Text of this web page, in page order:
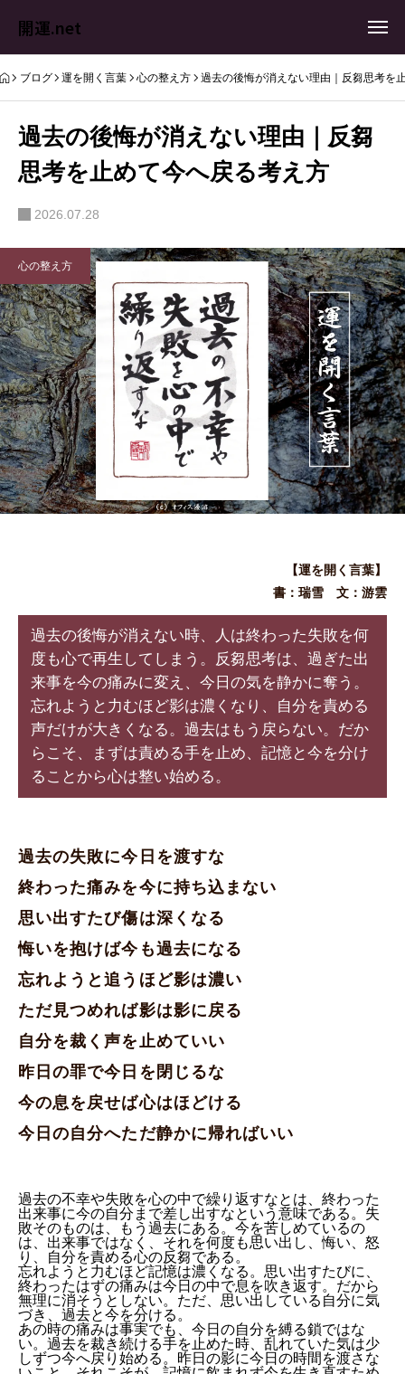
開運.net
ブログ 運を開く言葉 心の整え方 過去の後悔が消えない理由｜反芻思考を
過去の後悔が消えない理由｜反芻
思考を止めて今へ戻る考え方
2026.07.28
心の整え方
【運を開く言葉】
書：瑞雪 文：游雲
過去の後悔が消えない時、人は終わった失敗を何
度も心で再生してしまう。反芻思考は、過ぎた出
来事を今の痛みに変え、今日の気を静かに奪う。
忘れようと力むほど影は濃くなり、自分を責める
声だけが大きくなる。過去はもう戻らない。だか
らこそ、まずは責める手を止め、記憶と今を分け
ることから心は整い始める。
過去の失敗に今日を渡すな
終わった痛みを今に持ち込まない
思い出すたび傷は深くなる
悔いを抱けば今も過去になる
忘れようと追うほど影は濃い
ただ見つめれば影は影に戻る
自分を裁く声を止めていい
昨日の罪で今日を閉じるな
今の息を戻せば心はほどける
今日の自分へただ静かに帰ればいい
過去の不幸や失敗を心の中で繰り返すなとは、終わった
出来事に今の自分まで差し出すなという意味である。失
敗そのものは、もう過去にある。今を苦しめているの
は、出来事ではなく、それを何度も思い出し、悔い、怒
り、自分を責める心の反芻である。
忘れようと力むほど記憶は濃くなる。思い出すたびに、
終わったはずの痛みは今日の中で息を吹き返す。だから
無理に消そうとしない。ただ、思い出している自分に気
づき、過去と今を分ける。
あの時の痛みは事実でも、今日の自分を縛る鎖ではな
い。過去を裁き続ける手を止めた時、乱れていた気は少
しずつ今へ戻り始める。昨日の影に今日の時間を渡さな